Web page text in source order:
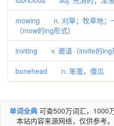
mowing n. 刈草；牧草地；
（mow的ing形式）
inviting v. 邀请（invite的ing
bonehead n. 笨蛋，傻瓜
单词全典 可查500万词汇，1000
本站内容来源网络，仅供参考。